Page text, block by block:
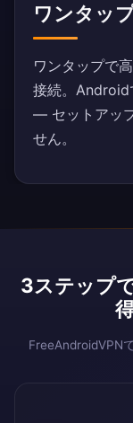
ワンタッ
ワンタップで
接続。Android
— セットアッ
せん。
3ステップ
FreeAndroidVPN